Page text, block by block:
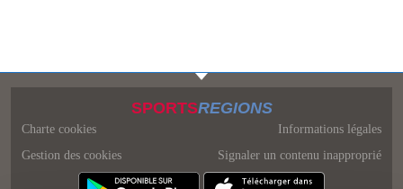
SPORTSREGIONS
Charte cookies
Gestion des cookies
Informations légales
Signaler un contenu inapproprié